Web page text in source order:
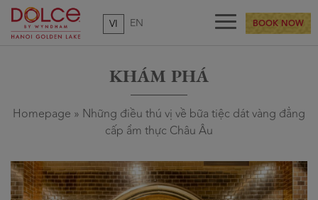
VI EN BOOK NOW
KHÁM PHÁ
Homepage » Những điều thú vị về bữa tiệc dát vàng đẳng
cấp ẩm thực Châu Âu